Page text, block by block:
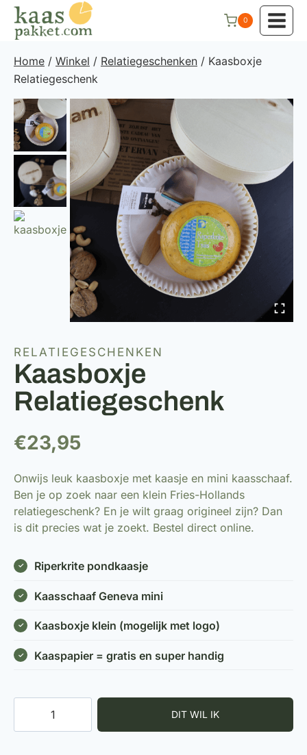
Doorgaan
naar
inhoud
0
Home / Winkel / Relatiegeschenken / Kaasboxje
Relatiegeschenk
RELATIEGESCHENKEN
Kaasboxje
Relatiegeschenk
€23,95
Onwijs leuk kaasboxje met kaasje en mini kaasschaaf.
Ben je op zoek naar een klein Fries-Hollands
relatiegeschenk? En je wilt graag origineel zijn? Dan
is dit precies wat je zoekt. Bestel direct online.
Riperkrite pondkaasje
Kaasschaaf Geneva mini
Kaasboxje klein (mogelijk met logo)
Kaaspapier = gratis en super handig
Relatiegeschenk